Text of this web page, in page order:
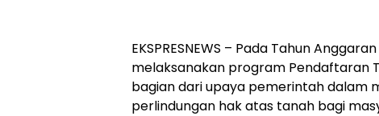
EKSPRESNEWS – Pada Tahun
melaksanakan program Pendaftaran
bagian dari upaya pemerintah dalam
perlindungan hak atas tanah bagi